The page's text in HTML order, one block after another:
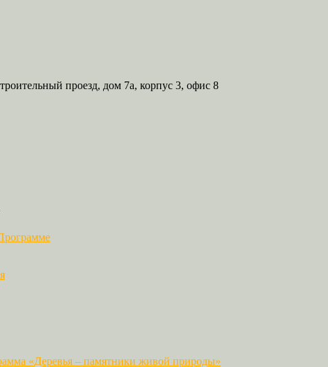
проезд, дом 7а, корпус 3, офис 8
«Деревья – памятники живой природы»